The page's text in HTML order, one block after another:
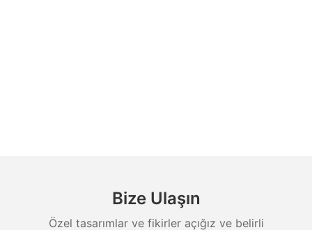
Bize Ulaşın
Özel tasarımlar ve fikirler açığız ve belirli